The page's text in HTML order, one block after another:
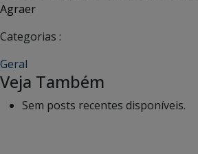
Agraer
Categorias :
Geral
Veja Também
Sem posts recentes disponíveis.